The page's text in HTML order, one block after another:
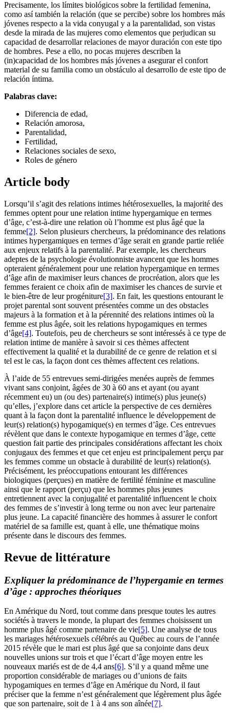
Precisamente, los límites biológicos sobre la fertilidad femenina,
como así también la relación (que se percibe) sobre los hombres más
jóvenes respecto a la vida conyugal y a la parentalidad, son vistas
desde la mirada de las mujeres como elementos que perjudican su
capacidad de desarrollar relaciones de mayor duración con este tipo
de hombres. Pese a ello, no pocas mujeres describen la
(in)capacidad de los hombres más jóvenes a asegurar el confort
material de su familia como un obstáculo al desarrollo de este tipo de
relación íntima.
Palabras clave:
Diferencia de edad,
Relación amorosa,
Parentalidad,
Fertilidad,
Relaciones sociales de sexo,
Roles de género
Article body
Lorsqu’il s’agit des relations intimes hétérosexuelles, la majorité des
femmes optent pour une relation intime hypergamique en termes
d’âge, c’est-à-dire une relation où l’homme est plus âgé que la
femme[2]. Selon plusieurs chercheurs, la prédominance des relations
intimes hypergamiques en termes d’âge serait en grande partie reliée
aux enjeux relatifs à la parentalité. Par exemple, les chercheurs
adeptes de la psychologie évolutionniste avancent que les hommes
opteraient généralement pour une relation hypergamique en termes
d’âge afin de maximiser leurs chances de procréation, alors que les
femmes feraient ce choix afin de maximiser les chances de survie et
le bien-être de leur progéniture[3]. En fait, les questions entourant le
projet parental sont souvent présentées comme un des obstacles
majeurs à la formation et à la pérennité des relations intimes où la
femme est plus âgée, soit les relations hypogamiques en termes
d’âge[4]. Toutefois, peu de chercheurs se sont intéressés à ce type de
relation intime de manière à savoir si ces thèmes affectent
effectivement la qualité et la durabilité de ce genre de relation et si
tel est le cas, la façon dont ces thèmes affectent ces relations.
À l’aide de 55 entrevues semi-dirigées menées auprès de femmes
vivant sans conjoint, âgées de 30 à 60 ans et ayant (ou ayant
récemment eu) un (ou des) partenaire(s) intime(s) plus jeune(s)
qu’elles, j’explore dans cet article la perspective de ces dernières
quant à la façon dont la parentalité influence le développement de
leur(s) relation(s) hypogamique(s) en termes d’âge. Ces entrevues
révèlent que dans le contexte hypogamique en termes d’âge, cette
question fait partie des principales considérations affectant les choix
conjugaux des femmes et que cet enjeu est principalement perçu par
les femmes comme un obstacle à durabilité de leur(s) relation(s).
Précisément, les préoccupations entourant les différences
biologiques (perçues) en matière de fertilité féminine et masculine
ainsi que le rapport (perçu) que les hommes plus jeunes
entretiennent avec la conjugalité et parentalité influencent le choix
des femmes de s’investir à long terme ou non avec leur partenaire
plus jeune. La capacité financière des hommes à assurer le confort
matériel de sa famille est, quant à elle, une thématique moins
présente dans le discours des femmes.
Revue de littérature
Expliquer la prédominance de l’hypergamie en termes
d’âge : approches théoriques
En Amérique du Nord, tout comme dans presque toutes les autres
sociétés à travers le monde, la plupart des femmes choisissent un
homme plus âgé comme partenaire de vie[5]. Une analyse de tous
les mariages hétérosexuels célébrés au Québec au cours de l’année
2015 révèle que le mari est plus âgé que sa conjointe dans deux
nouvelles unions sur trois et que l’écart d’âge moyen entre les
nouveaux mariés est de de 4,4 ans[6]. S’il y a quand même une
proportion considérable de mariages ou d’unions de faits
hypogamiques en termes d’âge en Amérique du Nord, il faut
préciser que la femme n’est généralement que légèrement plus âgée
que son partenaire, soit de 1 à 4 ans son aînée[7].